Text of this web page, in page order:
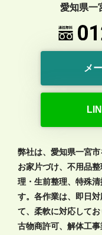
愛知県一
メ
弊社は、愛知県一宮
お家片づけ、不用品
理・生前整理、特殊
す。各作業は、即日
て、柔軟に対応してお
古物商許可、解体工